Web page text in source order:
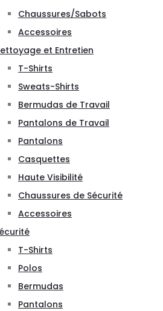
Chaussures/Sabots
Accessoires
et Entretien
T-Shirts
Sweats-Shirts
Bermudas de Travail
Pantalons de Travail
Pantalons
Casquettes
Haute Visibilité
Chaussures de Sécurité
Accessoires
T-Shirts
Polos
Bermudas
Pantalons